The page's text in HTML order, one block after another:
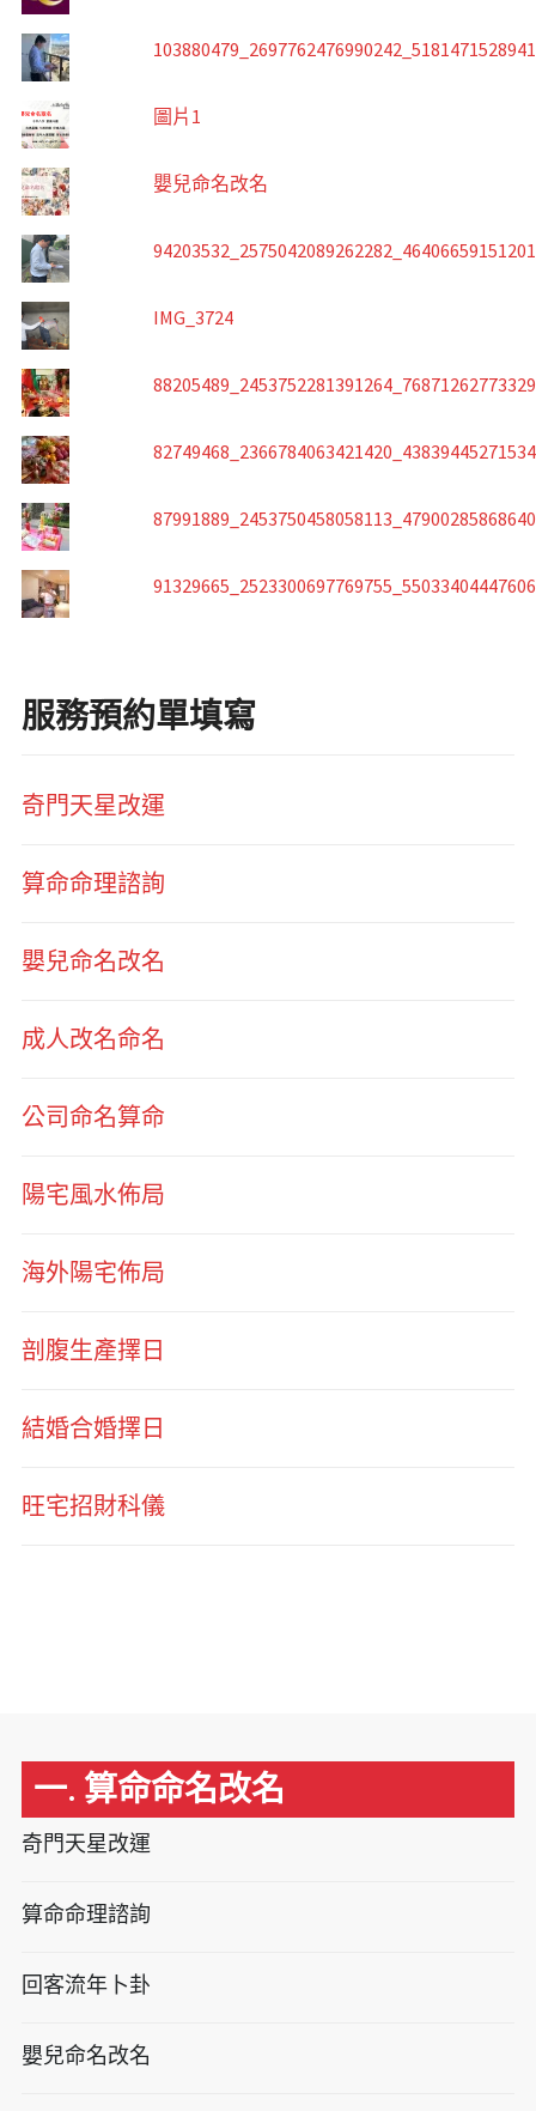
圖片1
嬰兒命名改名
IMG_3724
服務預約單填寫
奇門天星改運
算命命理諮詢
嬰兒命名改名
成人改名命名
公司命名算命
陽宅風水佈局
海外陽宅佈局
剖腹生產擇日
結婚合婚擇日
旺宅招財科儀
一. 算命命名改名
奇門天星改運
算命命理諮詢
回客流年卜卦
嬰兒命名改名